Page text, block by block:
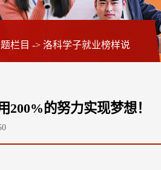
栏目 -> 洛科学子就业榜样说
200%的努力实现梦想！